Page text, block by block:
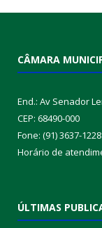
CÂMARA
End.: Av Senador
CEP: 68490-000
Fone: (91) 3637-1228
Horário de
ÚLTIMAS